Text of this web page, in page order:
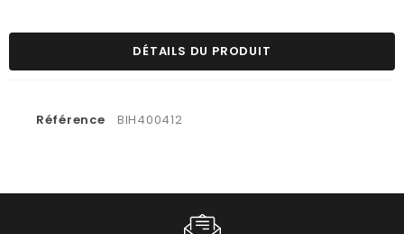
DÉTAILS DU PRODUIT
Référence BIH400412